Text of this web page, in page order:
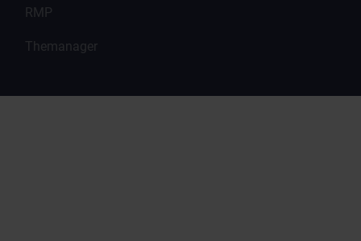
RMP
Themanager